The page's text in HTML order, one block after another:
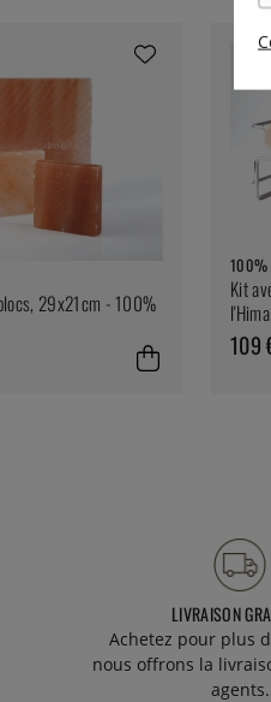
29x21cm - 100%
100%
Kit
109
LIVRAISON
Achetez pour plus
nous offrons la
agents.